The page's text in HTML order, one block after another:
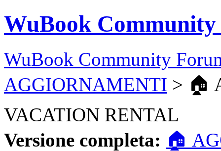
WuBook
WuBook Community
AGGIORNAMENTI > 🏠
VACATION RENTAL
Versione completa: 🏠